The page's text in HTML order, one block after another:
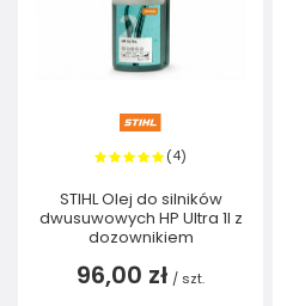
(4)
STIHL Olej do silników
dwusuwowych HP Ultra 1l z
dozownikiem
96,00 zł / szt.